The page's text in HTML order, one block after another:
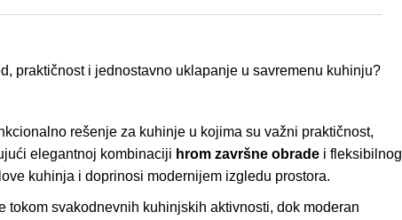
praktičnost i jednostavno uklapanje u savremenu kuhinju?
rešenje za kuhinje u kojima su važni praktičnost,
elegantnoj kombinaciji hrom završne obradei fleksibilnog
kuhinja i doprinosi modernijem izgledu prostora.
svakodnevnih kuhinjskih aktivnosti, dok moderan